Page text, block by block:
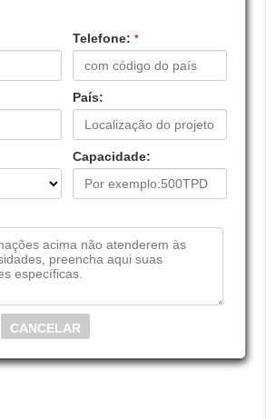
Telefone: *
País:
Capacidade: